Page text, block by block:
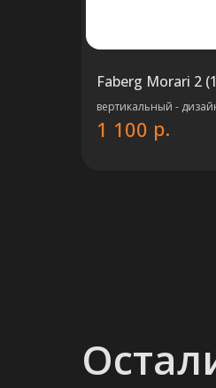
Faberg Morari 2
вертикальный -
1 100 р.